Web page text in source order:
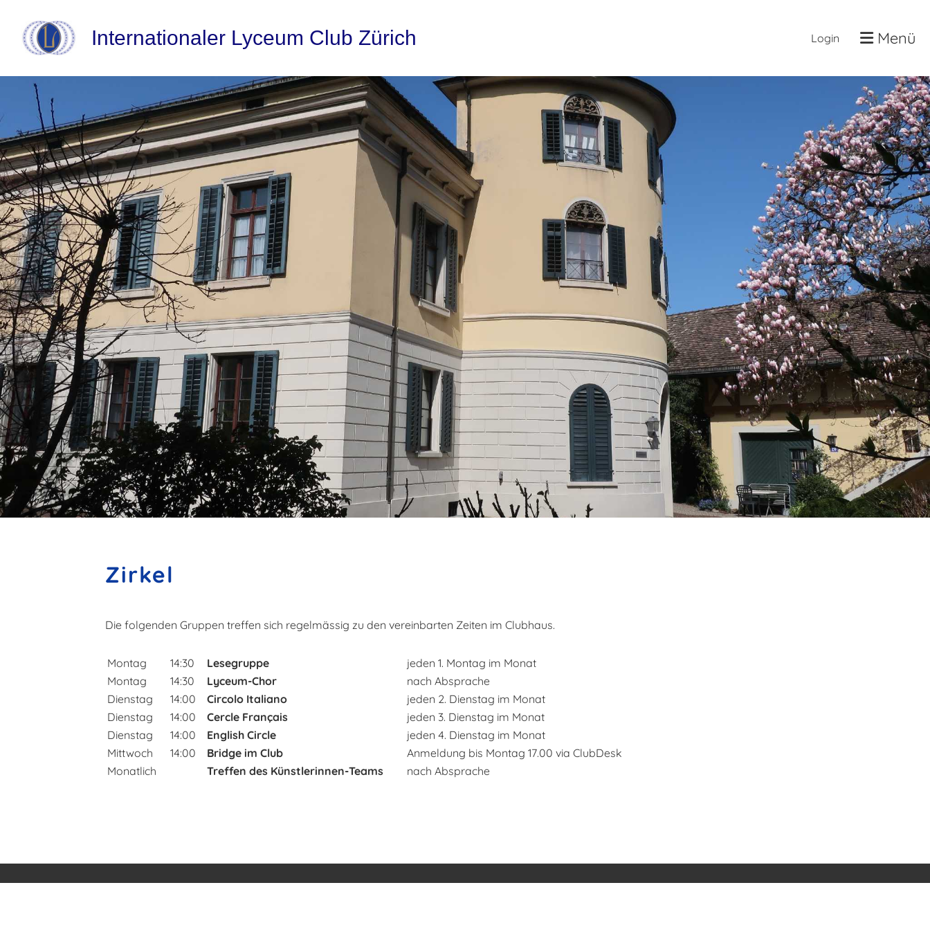
Internationaler Lyceum Club Zürich Login Menü
Zirkel
Die folgenden Gruppen treffen sich regelmässig zu den vereinbarten Zeiten im Clubhaus.
Montag 14:30 Lesegruppe
jeden 1. Montag im Monat
Montag
14:30 Lyceum-Chor
nach Absprache
Dienstag
14:00 Circolo Italiano
jeden 2. Dienstag im Monat
Dienstag
14:00 Cercle Français
jeden 3. Dienstag im Monat
Dienstag
14:00 English Circle
jeden 4. Dienstag im Monat
Mittwoch
14:00 Bridge im Club
Anmeldung bis Montag 17.00 via ClubDesk
Monatlich
Treffen des Künstlerinnen-Teams nach Absprache